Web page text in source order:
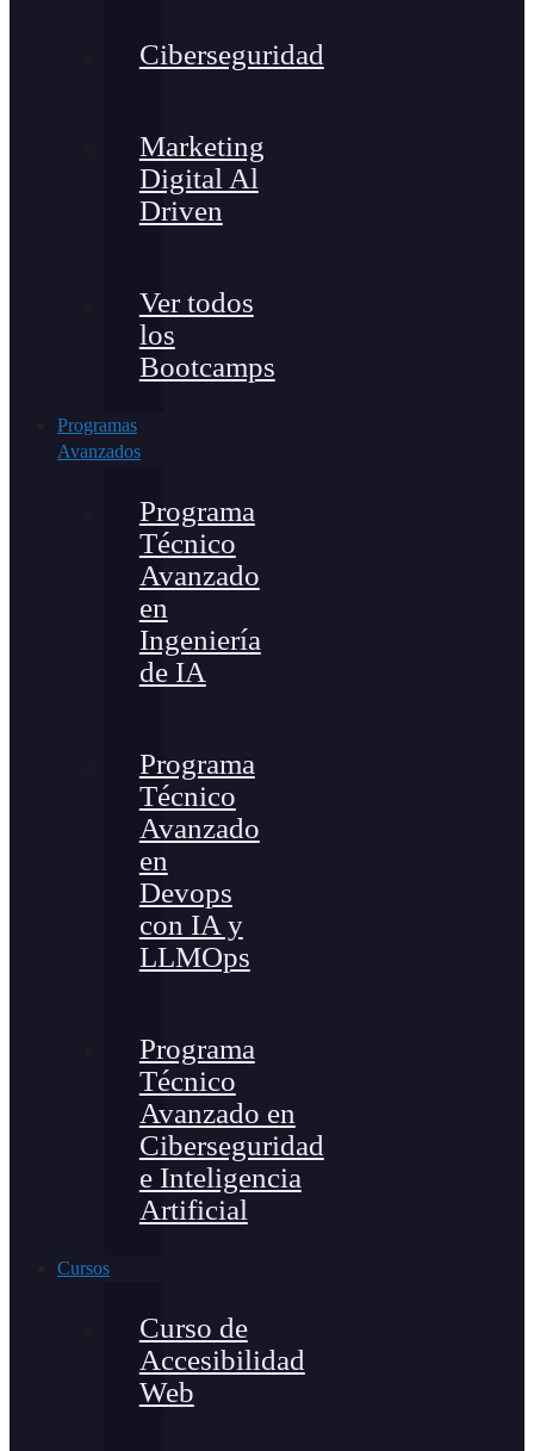
Ciberseguridad
Marketing
Digital Al
Driven
Ver todos
los
Bootcamps
Programas
Avanzados
Programa
Técnico
Avanzado
en
Ingeniería
de IA
Programa
Técnico
Avanzado
en
Devops
con IA y
LLMOps
Programa
Técnico
Avanzado en
Ciberseguridad
e Inteligencia
Artificial
Cursos
Curso de
Accesibilidad
Web